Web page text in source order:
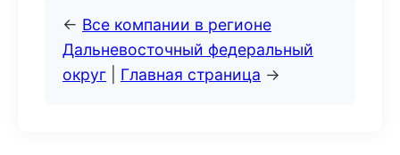
← Все компании в регионе
Дальневосточный федеральный
округ
Главная страница →